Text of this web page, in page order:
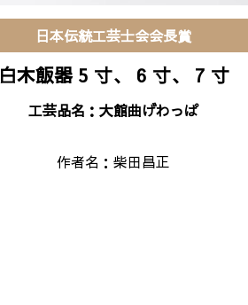
日本伝統工芸士会会長賞
白木飯器 5 寸、 6 寸、 7 寸
工芸品名：大館曲げわっぱ
作者名：柴田昌正